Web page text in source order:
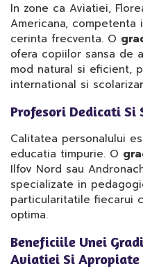
In zone ca Aviatiei,
Americana,
cerinta frecventa. O
ofera copiilor sansa de
mod natural si eficient,
international si
Profesori Dedicati Si
Calitatea personalului
educatia timpurie. O
Ilfov Nord sau
specializate in
particularitatile fiecarui
optima.
Beneficiile Unei
Aviatiei Si Apropiate